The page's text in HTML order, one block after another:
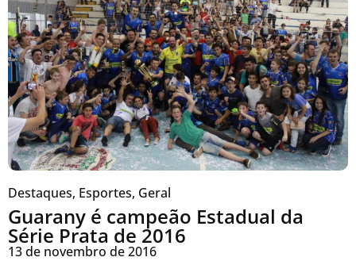
Destaques, Esportes, Geral
Guarany é campeão Estadual da
Série Prata de 2016
13 de novembro de 2016